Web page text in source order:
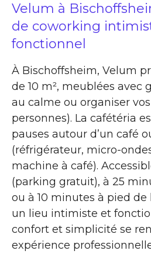
Velum à
de coworking
fonctionnel
À Bischoffsheim, Velum
de 10 m², meublées avec
au calme ou organiser
personnes). La cafétéria
pauses autour d’un café
(réfrigérateur, micro-
machine à café).
(parking gratuit), à 25
ou à 10 minutes à pied
un lieu intimiste et
confort et simplicité se
expérience